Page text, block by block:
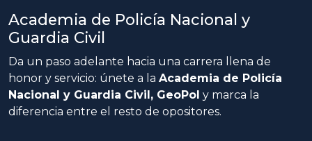
Academia de Policía Nacional y
Guardia Civil
Da un paso adelante hacia una carrera llena de
honor y servicio: únete a la Academia de Policía
Nacional y Guardia Civil, GeoPol y marca la
diferencia entre el resto de opositores.